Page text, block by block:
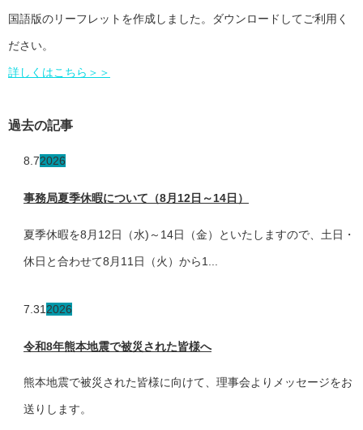
国語版のリーフレットを作成しました。ダウンロードしてご利用く
ださい。
詳しくはこちら＞＞
過去の記事
8.72026
事務局夏季休暇について（8月12日～14日）
夏季休暇を8月12日（水)～14日（金）といたしますので、土日・
休日と合わせて8月11日（火）から1...
7.31 2026
令和8年熊本地震で被災された皆様へ
熊本地震で被災された皆様に向けて、理事会よりメッセージをお
送りします。